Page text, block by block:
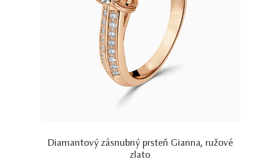
Diamantový zásnubný prsteň Gianna, ružové
zlato